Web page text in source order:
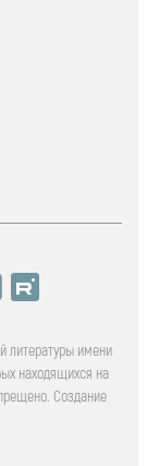
литературы имени
находящихся на
Создание